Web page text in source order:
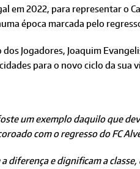
em 2022, para representar o
época marcada pelo
Jogadores, Joaquim
para o novo ciclo da sua
um exemplo daquilo que
com o regresso do FC
diferença e dignificam a